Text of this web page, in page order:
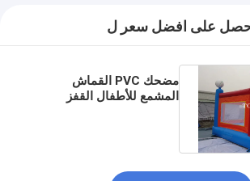
على افضل سعر ل
مضحك PVC القماش
المشمع للأطفال القفز